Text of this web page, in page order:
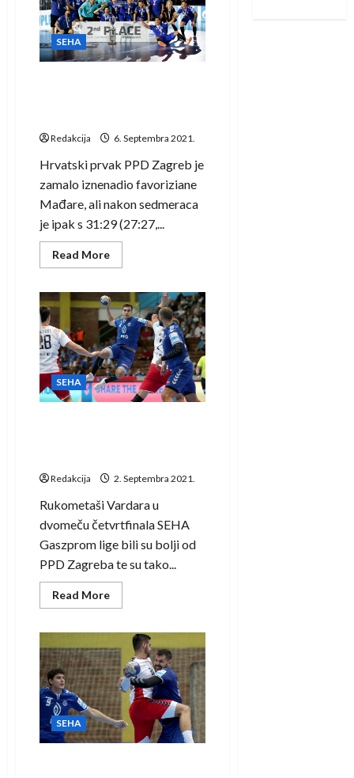
svi
učesnici
SEHA
Redakcija 6. Septembra 2021.
Hrvatski prvak PPD Zagreb je
zamalo iznenadio favoriziane
Mađare, ali nakon sedmeraca
je ipak s 31:29 (27:27,...
Read MoreRead
more
Zagreb
u
finalu
zamalo
iznenadio
favorizirani
Veszprem
SEHA
Redakcija 2. Septembra 2021.
Rukometaši Vardara u
dvomeču četvrtfinala SEHA
Gaszprom lige bili su bolji od
PPD Zagreba te su tako...
Read MoreRead
more
izbačen,
PPD
Zagreb
putuje
na
Final
four
SEHA
lige!
SEHA